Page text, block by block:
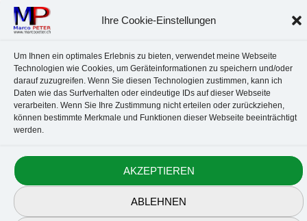
Ihre Cookie-Einstellungen
Um Ihnen ein optimales Erlebnis zu bieten, verwendet meine Webseite
Technologien wie Cookies, um Geräteinformationen zu speichern und/oder
darauf zuzugreifen. Wenn Sie diesen Technologien zustimmen, kann ich
Daten wie das Surfverhalten oder eindeutige IDs auf dieser Webseite
verarbeiten. Wenn Sie Ihre Zustimmung nicht erteilen oder zurückziehen,
können bestimmte Merkmale und Funktionen dieser Webseite beeinträchtigt
werden.
AKZEPTIEREN
ABLEHNEN
Neueste Kommentare
Chr. Kotte
Uhrzeit anpassen
Johannes zuUbuntu MATE-Panel: Format von Datum und
Uhrzeit anpassen
Brummel HerbolzheimzuMusik-Portrait Nr. 1: Les Assoiffés
aus Mittelbergheim
Marco Peter
Anbieterkennzeichnung
© 2010-2026 Marco PETER. All rights reserved.